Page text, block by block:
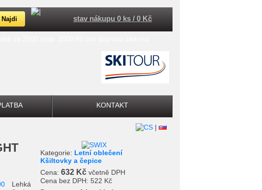
stav nákupu 0 ks / 0 Kč
KONTAKT
|
Lehká
Kategorie: Letní oblečení
Kšiltovky a čepice
Cena: 632 Kč včetně DPH
Cena bez DPH: 522 Kč